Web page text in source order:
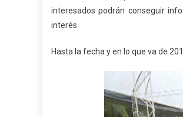
interesados podrán conseguir
interés.
Hasta la fecha y en lo que va de